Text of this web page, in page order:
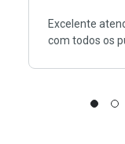
Excelente
com todos os